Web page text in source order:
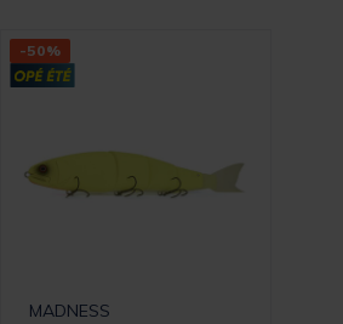
-50%
MADNESS